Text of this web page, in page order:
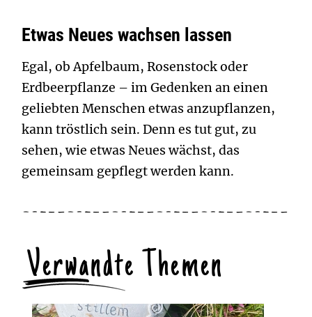
Etwas Neues wachsen lassen
Egal, ob Apfelbaum, Rosenstock oder
Erdbeerpflanze – im Gedenken an einen
geliebten Menschen etwas anzupflanzen,
kann tröstlich sein. Denn es tut gut, zu
sehen, wie etwas Neues wächst, das
gemeinsam gepflegt werden kann.
Verwandte Themen